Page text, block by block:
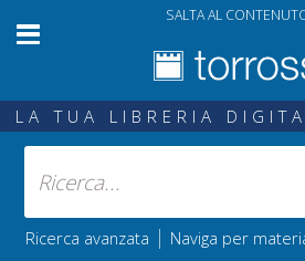
SALTA AL
LA TUA LIBRERIA
Ricerca avanzata | Naviga per